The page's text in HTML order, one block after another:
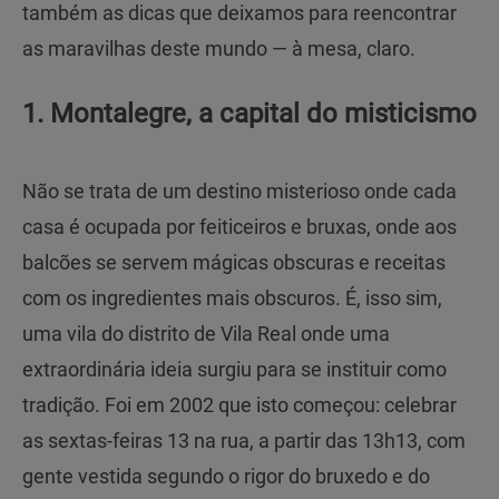
também as dicas que deixamos para reencontrar
as maravilhas deste mundo — à mesa, claro.
1. Montalegre, a capital do misticismo
Não se trata de um destino misterioso onde cada
casa é ocupada por feiticeiros e bruxas, onde aos
balcões se servem mágicas obscuras e receitas
com os ingredientes mais obscuros. É, isso sim,
uma vila do distrito de Vila Real onde uma
extraordinária ideia surgiu para se instituir como
tradição. Foi em 2002 que isto começou: celebrar
as sextas-feiras 13 na rua, a partir das 13h13, com
gente vestida segundo o rigor do bruxedo e do